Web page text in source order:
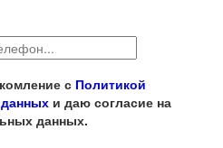
с Политикой
и даю согласие на
данных.